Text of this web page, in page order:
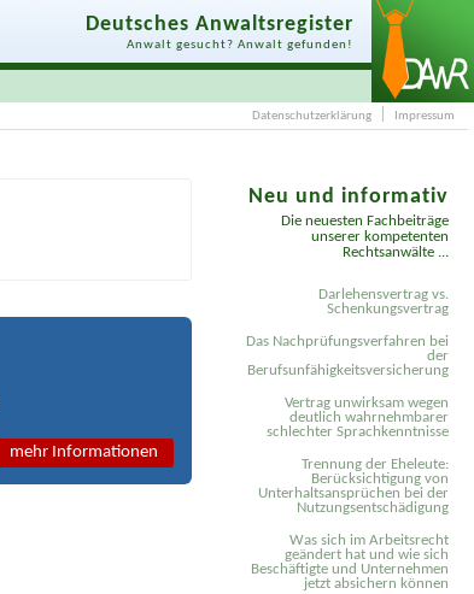
Deutsches Anwaltsregister
Anwalt gesucht? Anwalt gefunden!
Datenschutzerklärung Impressum
mehr Informationen
Neu und informativ
Die neuesten Fachbeiträge
unserer kompetenten
Rechtsanwälte ...
Darlehensvertrag vs.
Schenkungsvertrag
Das Nachprüfungsverfahren bei
der
Berufsunfähigkeitsversicherung
Vertrag unwirksam wegen
deutlich wahrnehmbarer
schlechter Sprachkenntnisse
Trennung der Eheleute:
Berücksichtigung von
Unterhaltsansprüchen bei der
Nutzungsentschädigung
Was sich im Arbeitsrecht
geändert hat und wie sich
Beschäftigte und Unternehmen
jetzt absichern können